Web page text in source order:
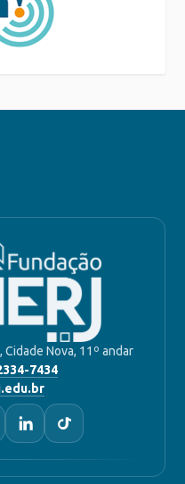
, Cidade Nova, 11º andar
7434